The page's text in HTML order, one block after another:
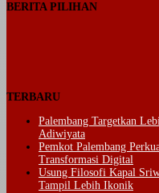
BERITA PILIHAN
TERBARU
Palembang Targetkan
Adiwiyata
Pemkot Palembang
Transformasi Digital
Usung Filosofi Kapal
Tampil Lebih Ikonik